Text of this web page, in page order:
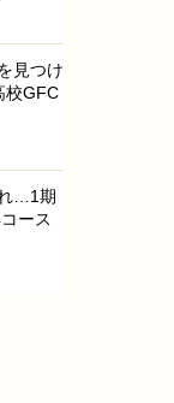
見つけ
校GFC
…1期
ース